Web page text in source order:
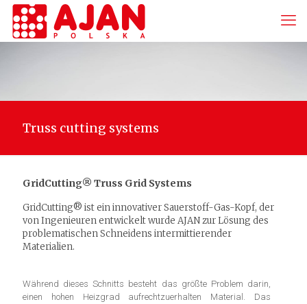
Truss cutting systems
GridCutting® Truss Grid Systems
GridCutting® ist ein innovativer Sauerstoff-Gas-Kopf, der
von Ingenieuren entwickelt wurde AJAN zur Lösung des
problematischen Schneidens intermittierender
Materialien.
Während dieses Schnitts besteht das größte Problem darin,
einen hohen Heizgrad aufrechtzuerhalten Material. Das